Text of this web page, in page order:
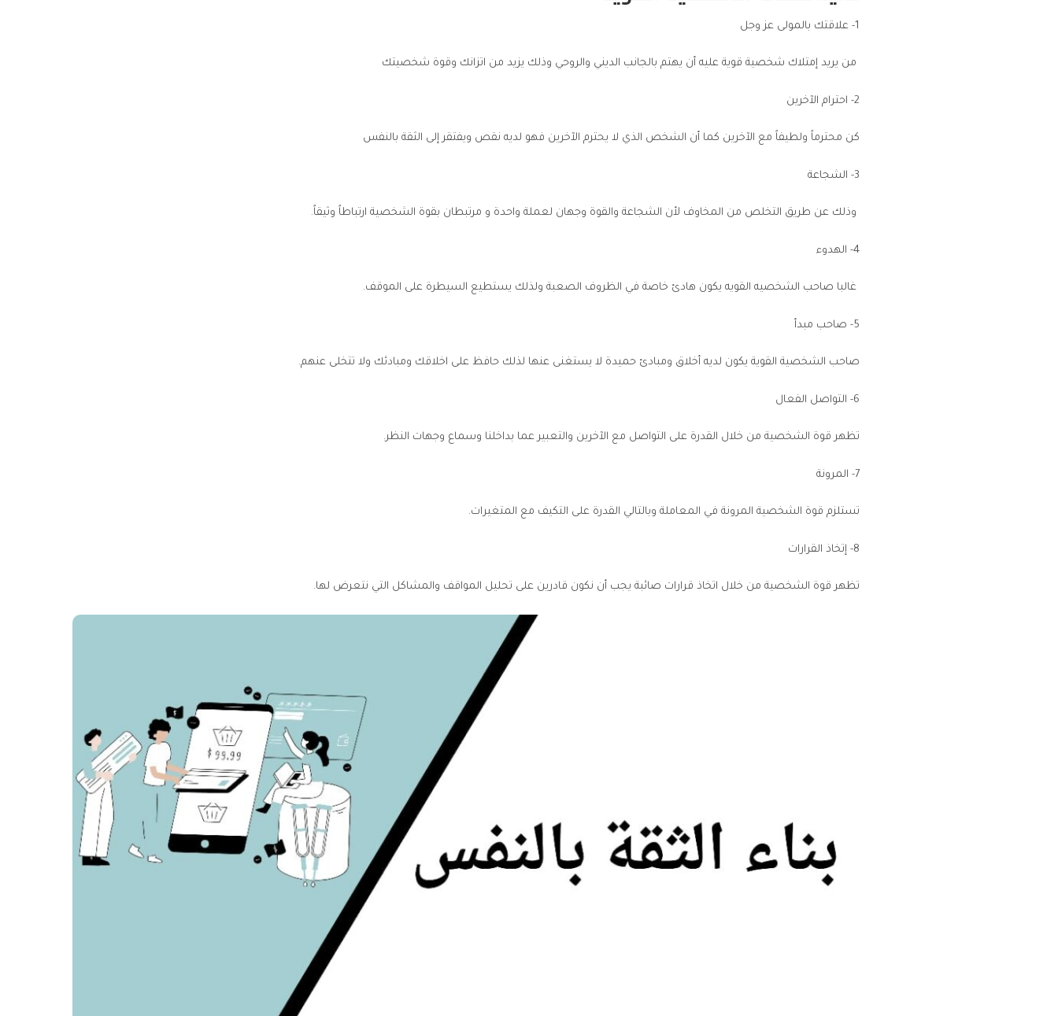
1- علاقتك بالمولى عز وجل
من يريد إمتلاك شخصية قوية عليه أن يهتم بالجانب الديني والروحي وذلك يزيد من اتزانك وقوة شخصيتك
2- احترام الآخرين
كن محترماً ولطيفاً مع الآخرين كما أن الشخص الذي لا يحترم الآخرين فهو لديه نقص ويفتقر إلى الثقة بالنفس
3- الشجاعة
وذلك عن طريق التخلص من المخاوف لأن الشجاعة والقوة وجهان لعملة واحدة و مرتبطان بقوة الشخصية ارتباطاً وثيقاً.
4- الهدوء
غالبا صاحب الشخصيه القويه يكون هادئ خاصة في الظروف الصعبة ولذلك يستطيع السيطرة على الموقف.
5- صاحب مبدأ
صاحب الشخصية القوية يكون لديه أخلاق ومبادئ حميدة لا يستغنى عنها لذلك حافظ على اخلاقك ومبادئك ولا تتخلى عنهم.
6- التواصل الفعال
تظهر قوة الشخصية من خلال القدرة على التواصل مع الآخرين والتعبير عما بداخلنا وسماع وجهات النظر.
7- المرونة
تستلزم قوة الشخصية المرونة في المعاملة وبالتالي القدرة على التكيف مع المتغيرات.
8- إتخاذ القرارات
تظهر قوة الشخصية من خلال اتخاذ قرارات صائبة يجب أن نكون قادرين على تحليل المواقف والمشاكل التي نتعرض لها.